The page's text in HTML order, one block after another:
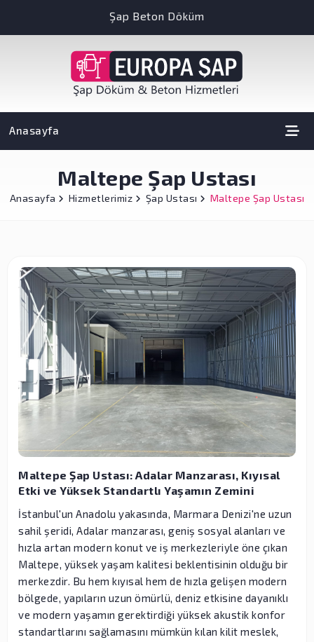
Şap Beton Döküm
Anasayfa
Maltepe Şap Ustası
Anasayfa Hizmetlerimiz Şap Ustası Maltepe Şap Ustası
Maltepe Şap Ustası: Adalar Manzarası, Kıyısal
Etki ve Yüksek Standartlı Yaşamın Zemini
İstanbul'un Anadolu yakasında, Marmara Denizi'ne uzun
sahil şeridi, Adalar manzarası, geniş sosyal alanları ve
hızla artan modern konut ve iş merkezleriyle öne çıkan
Maltepe, yüksek yaşam kalitesi beklentisinin olduğu bir
merkezdir. Bu hem kıyısal hem de hızla gelişen modern
bölgede, yapıların uzun ömürlü, deniz etkisine dayanıklı
ve modern yaşamın gerektirdiği yüksek akustik konfor
standartlarını sağlamasını mümkün kılan kilit meslek,